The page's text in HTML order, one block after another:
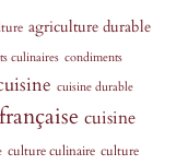
agriculture durable
culinaires condiments
cuisine durable
cuisine
culture culinaire culture